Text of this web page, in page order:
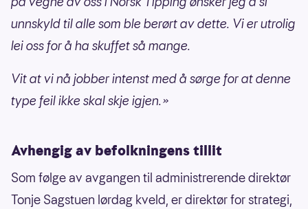
unnskyld til alle som ble berørt av dette. Vi er utrolig
lei oss for å ha skuffet så mange.
Vit at vi nå jobber intenst med å sørge for at denne
type feil ikke skal skje igjen. »
Avhengig av befolkningens tillit
Som følge av avgangen til administrerende direktør
Tonje Sagstuen lørdag kveld, er direktør for strategi,